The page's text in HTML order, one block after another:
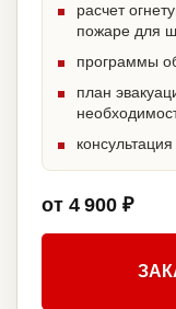
расчет
пожаре для
программы
план
от 4 900 ₽